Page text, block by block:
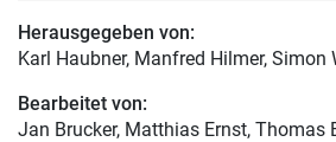
Herausgegeben von:
Karl Haubner, Manfred Hilmer, Simon
Bearbeitet von:
Jan Brucker, Matthias Ernst, Thomas